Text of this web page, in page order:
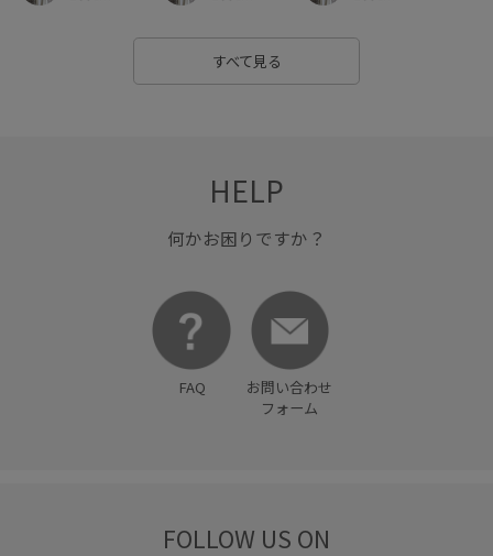
快適 快適な着心地 抜け感
撚糸 日傘 旬の着こなし
都会的
すべて見る
HELP
何かお困りですか？
FAQ
お問い合わせ
フォーム
FOLLOW US ON